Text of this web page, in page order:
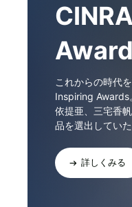
これからの時代
Inspiring Awards
依提亜、三宅香
品を選出していた
詳しくみる